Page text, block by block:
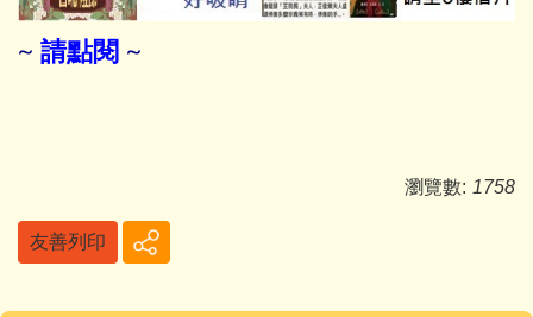
~ 請點閱 ~
瀏覽數: 1758
友善列印